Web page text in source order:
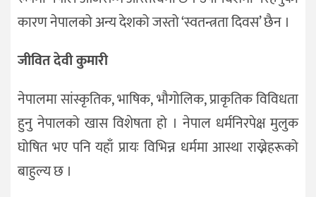
कारण नेपालको अन्य देशको जस्तो ‘स्वतन्त्रता दिवस’ छैन ।
जीवित देवी कुमारी
नेपालमा सांस्कृतिक, भाषिक, भौगोलिक, प्राकृतिक विविधता
हुनु नेपालको खास विशेषता हो । नेपाल धर्मनिरपेक्ष मुलुक
घोषित भए पनि यहाँ प्रायः विभिन्न धर्ममा आस्था राख्नेहरूको
बाहुल्य छ ।